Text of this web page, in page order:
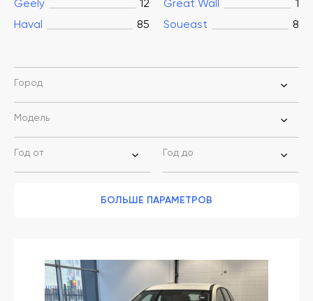
Geely 12 Great Wall
1
Haval
85 Soueast 8
Город
Модель
Год от Год до
БОЛЬШЕ ПАРАМЕТРОВ